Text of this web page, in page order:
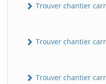
Trouver chantier
Trouver chantier
Trouver chantier